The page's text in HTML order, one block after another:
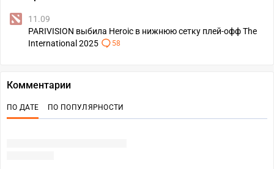
11.09
PARIVISION выбила Heroic в нижнюю сетку плей-офф The
International 2025
58
Комментарии
ПО ДАТЕ ПО ПОПУЛЯРНОСТИ